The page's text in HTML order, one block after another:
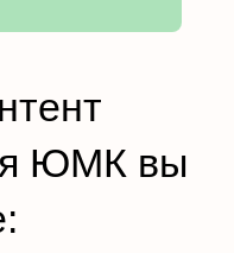
ЮМК вы